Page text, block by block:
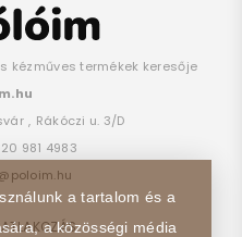
kézműves termékek keresője
, Rákóczi u. 3/D
981 4983
a tartalom és a
a közösségi média